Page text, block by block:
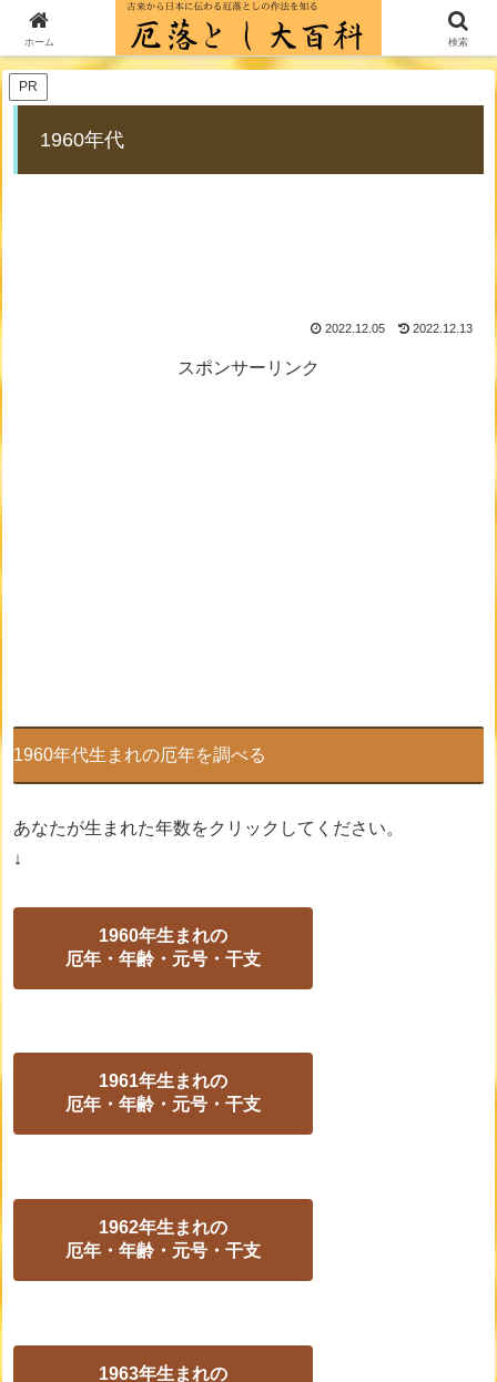
厄年の年齢一覧 1960年代
PR
1960年代
2022.12.05 2022.12.13
スポンサーリンク
1960年代生まれの厄年を調べる
あなたが生まれた年数をクリックしてください。
↓
1960年生まれの
厄年・年齢・元号・干支
1961年生まれの
厄年・年齢・元号・干支
1962年生まれの
厄年・年齢・元号・干支
1963年生まれの
ホーム 検索